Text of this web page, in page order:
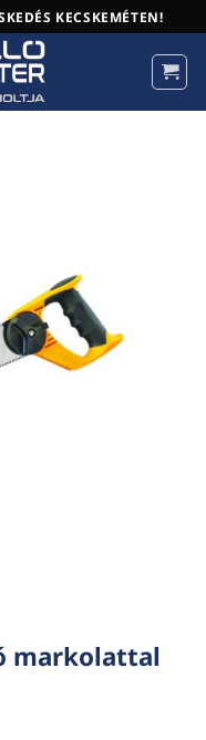
KECSKEMÉTEN!
markolattal